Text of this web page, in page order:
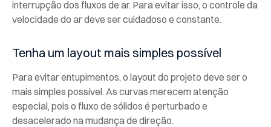
interrupção dos fluxos de ar. Para evitar isso, o controle da
velocidade do ar deve ser cuidadoso e constante.
Tenha um layout mais simples possível
Para evitar entupimentos, o layout do projeto deve ser o
mais simples possível. As curvas merecem atenção
especial, pois o fluxo de sólidos é perturbado e
desacelerado na mudança de direção.